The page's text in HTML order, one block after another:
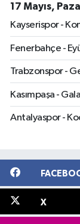
17 Mayıs,
Kayserispor -
Fenerbahçe -
Trabzonspor -
Kasımpaşa -
Antalyaspor -
X